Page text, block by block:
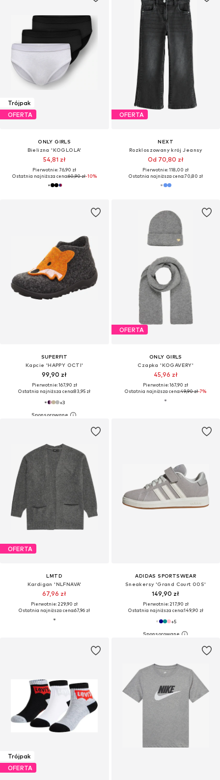
Trójpak
OFERTA
ONLY GIRLS
Bielizna 'KOGLOLA'
54,81 zł
Pierwotnie: 76,90 zł
Ostatnia najniższa cena:60,90 zł-10%
OFERTA
NEXT
Rozkloszowany krój Jeansy
Od 70,80 zł
Pierwotnie: 118,00 zł
Ostatnia najniższa cena:70,80 zł
SUPERFIT
Kapcie 'HAPPY OCTI'
99,90 zł
Pierwotnie: 167,90 zł
Ostatnia najniższa cena:83,95 zł
+3
OFERTA
ONLY GIRLS
Czapka 'KOGAVERY'
45,96 zł
Pierwotnie: 167,90 zł
Ostatnia najniższa cena:49,90 zł-7%
OFERTA
LMTD
Kardigan 'NLFNAVA'
67,96 zł
Pierwotnie: 229,90 zł
Ostatnia najniższa cena:67,96 zł
ADIDAS SPORTSWEAR
Sneakersy 'Grand Court 00S'
149,90 zł
Pierwotnie: 217,90 zł
Ostatnia najniższa cena:149,90 zł
+5
Trójpak
OFERTA